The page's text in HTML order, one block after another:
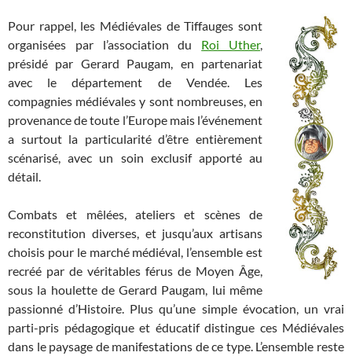
Pour rappel, les Médiévales de Tiffauges sont
organisées par l’association du Roi Uther,
présidé par Gerard Paugam, en partenariat
avec le département de Vendée. Les
compagnies médiévales y sont nombreuses, en
provenance de toute l’Europe mais l’événement
a surtout la particularité d’être entièrement
scénarisé, avec un soin exclusif apporté au
détail.
Combats et mêlées, ateliers et scènes de
reconstitution diverses, et jusqu’aux artisans
choisis pour le marché médiéval, l’ensemble est
recréé par de véritables férus de Moyen Âge,
sous la houlette de Gerard Paugam, lui même
passionné d’Histoire. Plus qu’une simple évocation, un vrai
parti-pris pédagogique et éducatif distingue ces Médiévales
dans le paysage de manifestations de ce type. L’ensemble reste